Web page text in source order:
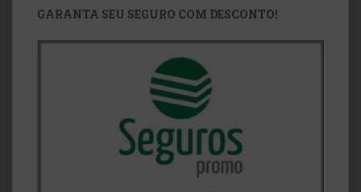
GARANTA SEU SEGURO COM DESCONTO!